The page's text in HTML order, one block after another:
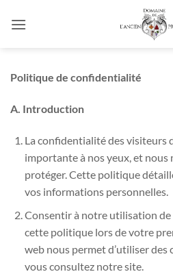
Politique de confidentialité
A. Introduction
La confidentialité des visiteurs
importante à nos yeux, et nous
protéger. Cette politique
vos informations personnelles.
Consentir à notre utilisation de
cette politique lors de votre
web nous permet d’utiliser des
vous consultez notre site.